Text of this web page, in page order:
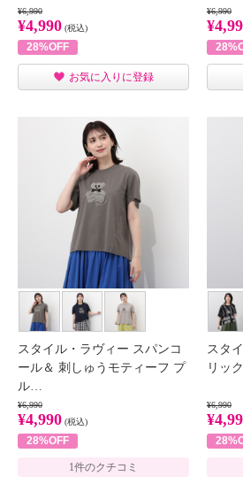
¥6,990
¥4,990 (税込)
28%OFF
お気に入りに登録
¥6,990
スタイル・ラヴィー スパンコ
ール＆ 刺しゅうモティーフ プ
ル…
¥6,990
¥4,990 (税込)
28%OFF
1件のクチコミ
スタ
リッ
¥6,990